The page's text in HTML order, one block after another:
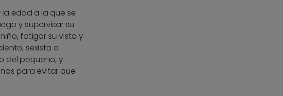
edad a la que se
y supervisar su
fatigar su vista y
sexista o
del pequeño, y
para evitar que